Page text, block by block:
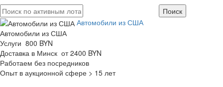
Автомобили из США
Автомобили из США
Услуги 800 BYN
Доставка в Минск от 2400 BYN
Работаем без посредников
Опыт в аукционной сфере > 15 лет